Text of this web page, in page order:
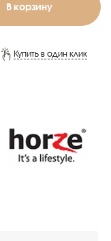
В корзину
Купить в один клик